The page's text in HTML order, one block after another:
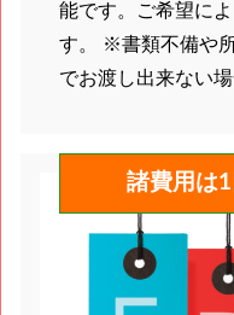
能です。ご希望に
す。 ※書類不備や
でお渡し出来ない
諸費用は